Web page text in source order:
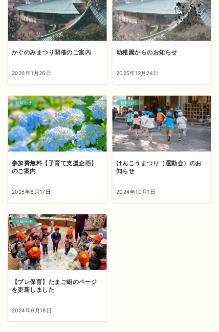
かぐのみまつり開催のご案内
2026年1月26日
幼稚園からのお知らせ
2025年12月24日
お知らせ
参加費無料【子育て支援企画】
のご案内
2025年6月17日
お知らせ
けんこうまつり（運動会）のお
知らせ
2024年10月1日
お知らせ
【プレ保育】たまご組のページ
を更新しました
2024年9月18日